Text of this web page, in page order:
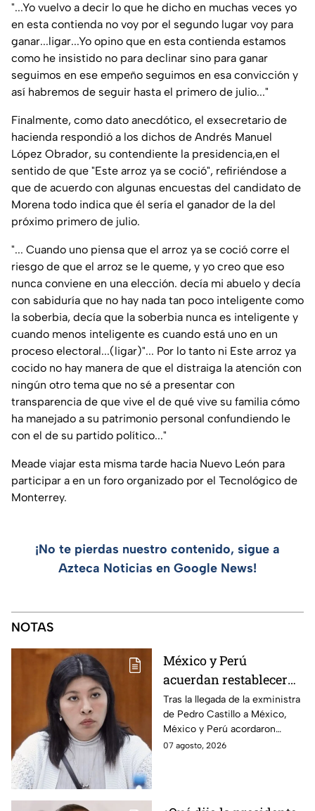
"...Yo vuelvo a decir lo que he dicho en muchas veces yo
en esta contienda no voy por el segundo lugar voy para
ganar...ligar...Yo opino que en esta contienda estamos
como he insistido no para declinar sino para ganar
seguimos en ese empeño seguimos en esa convicción y
así habremos de seguir hasta el primero de julio..."
Finalmente, como dato anecdótico, el exsecretario de
hacienda respondió a los dichos de Andrés Manuel
López Obrador, su contendiente la presidencia,en el
sentido de que "Este arroz ya se coció", refiriéndose a
que de acuerdo con algunas encuestas del candidato de
Morena todo indica que él sería el ganador de la del
próximo primero de julio.
"... Cuando uno piensa que el arroz ya se coció corre el
riesgo de que el arroz se le queme, y yo creo que eso
nunca conviene en una elección. decía mi abuelo y decía
con sabiduría que no hay nada tan poco inteligente como
la soberbia, decía que la soberbia nunca es inteligente y
cuando menos inteligente es cuando está uno en un
proceso electoral...(ligar)"... Por lo tanto ni Este arroz ya
cocido no hay manera de que el distraiga la atención con
ningún otro tema que no sé a presentar con
transparencia de que vive el de qué vive su familia cómo
ha manejado a su patrimonio personal confundiendo le
con el de su partido político..."
Meade viajar esta misma tarde hacia Nuevo León para
participar a en un foro organizado por el Tecnológico de
Monterrey.
¡No te pierdas nuestro contenido, sigue a
Azteca Noticias en Google News!
NOTAS
México y Perú
acuerdan restablecer
relaciones
diplomáticas tras
llegada de Betssy
Chávez al país
Tras la llegada de la exministra
de Pedro Castillo a México,
México y Perú acordaron
reanudar relaciones desde
07 agosto, 2026